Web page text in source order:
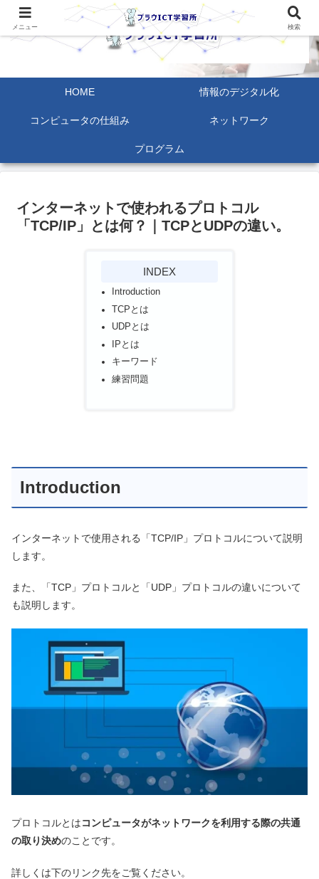
HOME 情報のデジタル化
コンピュータの仕組み ネットワーク
プログラム
インターネットで使われるプロトコル
「TCP/IP」とは何？｜TCPとUDPの違い。
INDEX
Introduction
TCPとは
UDPとは
IPとは
キーワード
練習問題
Introduction
インターネットで使用される「TCP/IP」プロトコルについて説明
します。
また、「TCP」プロトコルと「UDP」プロトコルの違いについて
も説明します。
プロトコルとはコンピュータがネットワークを利用する際の共通
の取り決めのことです。
詳しくは下のリンク先をご覧ください。
メニュー 検索